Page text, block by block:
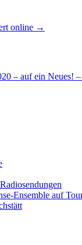
online →
– auf ein Neues!
Ensemble auf